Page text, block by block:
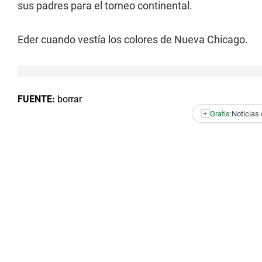
sus padres para el torneo continental.
Eder cuando vestía los colores de Nueva Chicago.
FUENTE: borrar
+ Gratis:Noticias